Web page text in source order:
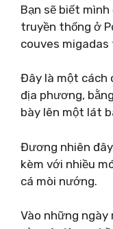
Bạn sẽ biết
truyền thống ở
couves
Đây là một cách
địa phương,
bày lên một lát
Đương nhiên
kèm với nhiều
cá mòi nướng.
Vào những ngày